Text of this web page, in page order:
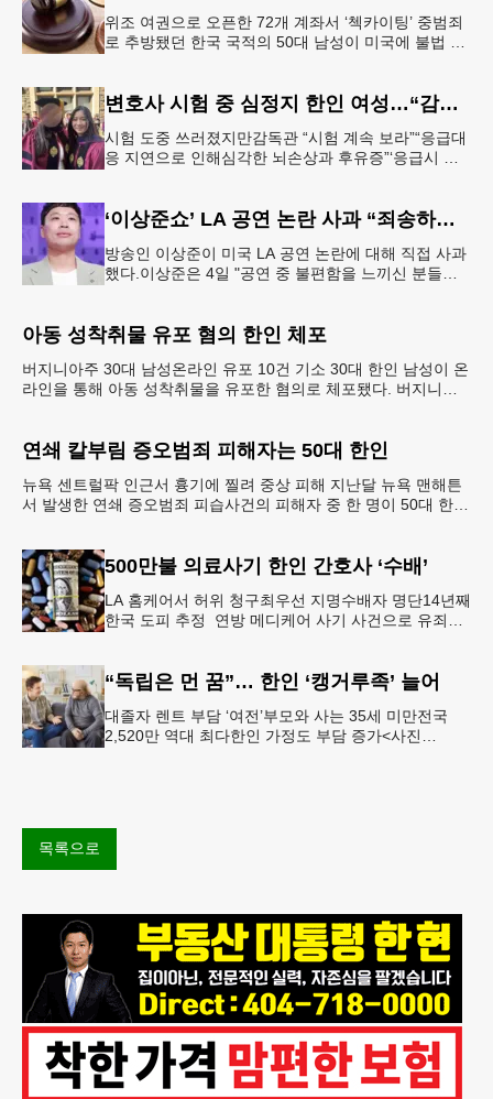
위조 여권으로 오픈한 72개 계좌서 ‘첵카이팅’ 중범죄
로 추방됐던 한국 국적의 50대 남성이 미국에 불법 재
변호사 시험 중 심정지 한인 여성…“감독 부실” 소송
시험 도중 쓰러졌지만감독관 “시험 계속 보라”“응급대
응 지연으로 인해심각한 뇌손상과 후유증”‘응급시 시
‘이상준쇼’ LA 공연 논란 사과 “죄송하고 또 죄송하다”
방송인 이상준이 미국 LA 공연 논란에 대해 직접 사과
했다.이상준은 4일 "공연 중 불편함을 느끼신 분들이
아동 성착취물 유포 혐의 한인 체포
버지니아주 30대 남성온라인 유포 10건 기소 30대 한인 남성이 온
라인을 통해 아동 성착취물을 유포한 혐의로 체포됐다. 버지니아
연쇄 칼부림 증오범죄 피해자는 50대 한인
뉴욕 센트럴팍 인근서 흉기에 찔려 중상 피해 지난달 뉴욕 맨해튼
서 발생한 연쇄 증오범죄 피습사건의 피해자 중 한 명이 50대 한인
500만불 의료사기 한인 간호사 ‘수배’
LA 홈케어서 허위 청구최우선 지명수배자 명단14년째
한국 도피 추정 연방 메디케어 사기 사건으로 유죄를
“독립은 먼 꿈”… 한인 ‘캥거루족’ 늘어
대졸자 렌트 부담 ‘여전’부모와 사는 35세 미만전국
2,520만 역대 최다한인 가정도 부담 증가<사진
목록으로